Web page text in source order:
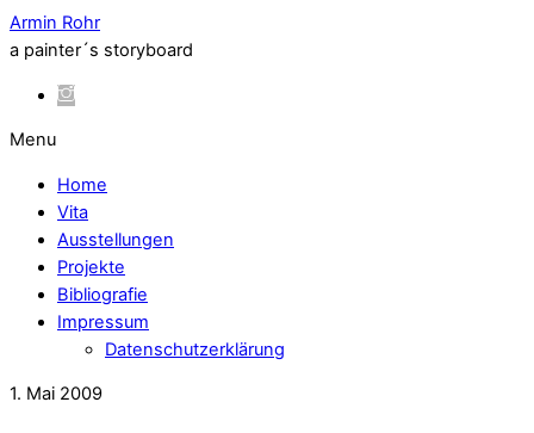
Armin Rohr
a painter´s storyboard
Menu
Home
Vita
Ausstellungen
Projekte
Bibliografie
Impressum
Datenschutzerklärung
1. Mai 2009